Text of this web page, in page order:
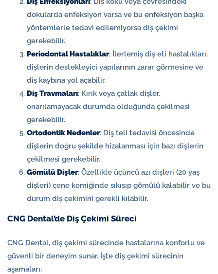
dokularda enfeksiyon varsa ve bu enfeksiyon başka
yöntemlerle tedavi edilemiyorsa diş çekimi
gerekebilir.
Periodontal Hastalıklar: İlerlemiş diş eti hastalıkları,
dişlerin destekleyici yapılarının zarar görmesine ve
diş kaybına yol açabilir.
Diş Travmaları: Kırık veya çatlak dişler,
onarılamayacak durumda olduğunda çekilmesi
gerekebilir.
Ortodontik Nedenler: Diş teli tedavisi öncesinde
dişlerin doğru şekilde hizalanması için bazı dişlerin
çekilmesi gerekebilir.
Gömülü Dişler: Özellikle üçüncü azı dişleri (20 yaş
dişleri) çene kemiğinde sıkışıp gömülü kalabilir ve bu
durum diş çekimini gerekli kılabilir.
CNG Dental’de Diş Çekimi Süreci
CNG Dental, diş çekimi sürecinde hastalarına konforlu ve
güvenli bir deneyim sunar. İşte diş çekimi sürecinin
aşamaları: